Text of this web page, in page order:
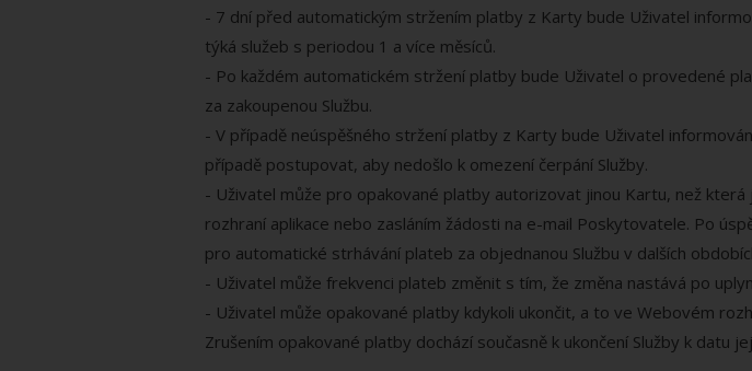
- 7 dní před automatickým stržením platby z Karty bude Uživatel
týká služeb s periodou 1 a více měsíců.
- Po každém automatickém stržení platby bude Uživatel o provedené
za zakoupenou Službu.
- V případě neúspěšného stržení platby z Karty bude Uživatel
případě postupovat, aby nedošlo k omezení čerpání Služby.
- Uživatel může pro opakované platby autorizovat jinou Kartu, než
rozhraní aplikace nebo zasláním žádosti na e-mail Poskytovatele. Po
pro automatické strhávání plateb za objednanou Službu v dalších
- Uživatel může frekvenci plateb změnit s tím, že změna nastává po
- Uživatel může opakované platby kdykoli ukončit, a to ve Webovém
Zrušením opakované platby dochází současně k ukončení Služby k datu